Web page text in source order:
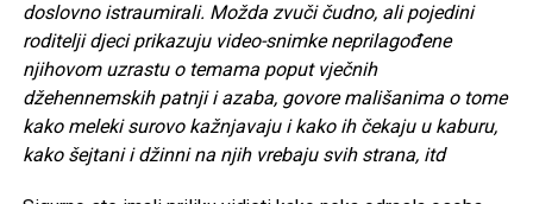
Lavrov: Podržavamo inicijative za regionalno povezivanje
na Balkanu, EU od Srbije pravi tampon zonu
doslovno istraumirali. Možda zvuči čudno, ali pojedini
roditelji djeci prikazuju video-snimke neprilagođene
njihovom uzrastu o temama poput vječnih
džehennemskih patnji i azaba, govore mališanima o tome
kako meleki surovo kažnjavaju i kako ih čekaju u kaburu,
kako šejtani i džinni na njih vrebaju svih strana, itd